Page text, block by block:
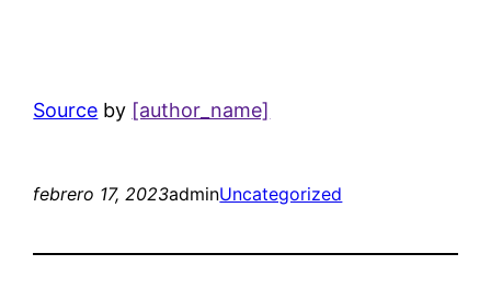
Source by [author_name]
febrero 17, 2023adminUncategorized